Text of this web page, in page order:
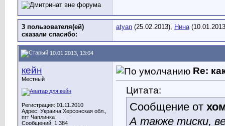
3 пользователя(ей)
сказали cпасибо:
atyan (25.02.2013), Нина
10.01.2013, 13:04
кейн
Местный
Регистрация: 01.11.2010
Адрес: Украина,Херсонская обл.,
пгт Чаплинка
Сообщений: 1,384
Re:
Цитата:
Сообщение от
А также тиски,